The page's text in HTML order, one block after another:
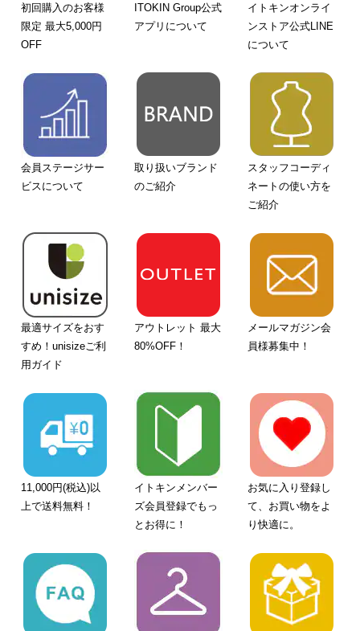
初回購入のお客様
限定 最大5,000円
OFF
ITOKIN Group公式
アプリについて
イトキンオンライ
ンストア公式LINE
について
会員ステージサー
ビスについて
取り扱いブランド
のご紹介
スタッフコーディ
ネートの使い方を
ご紹介
最適サイズをおす
すめ！unisizeご利
用ガイド
アウトレット 最大
80%OFF！
メールマガジン会
員様募集中！
11,000円(税込)以
上で送料無料！
イトキンメンバー
ズ会員登録でもっ
とお得に！
お気に入り登録し
て、お買い物をよ
り快適に。